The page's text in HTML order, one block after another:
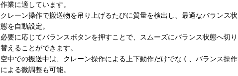
作業に適しています。
クレーン操作で搬送物を吊り上げるたびに質量を検出し、最適なバランス状
態を自動設定。
必要に応じてバランスボタンを押すことで、スムーズにバランス状態へ切り
替えることができます。
空中での搬送中は、クレーン操作による上下動作だけでなく、バランス操作
による微調整も可能。